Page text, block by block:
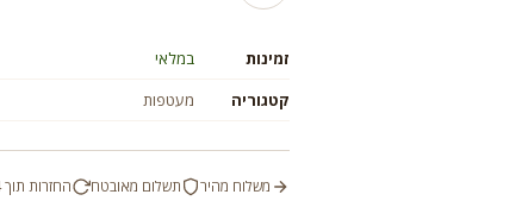
זמינות
במלאי
קטגוריה
מעטפות
משלוח מהיר תשלום מאובטח החזרות תוך 14 יום